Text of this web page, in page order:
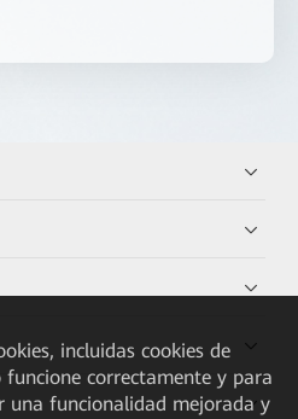
incluidas cookies de
correctamente y para
una funcionalidad mejorada y